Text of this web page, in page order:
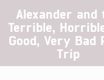
Alexander and
Terrible,
Good, Very Bad
Trip